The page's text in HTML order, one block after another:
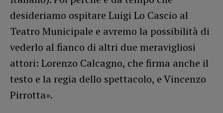
desideriamo ospitare Luigi Lo Cascio al
Teatro Municipale e avremo la possibilità di
vederlo al fianco di altri due meravigliosi
attori: Lorenzo Calcagno, che firma anche il
testo e la regia dello spettacolo, e Vincenzo
Pirrotta».